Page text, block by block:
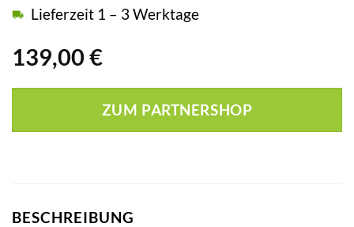
139,00 €
Lieferzeit 1 – 3 Werktage
ZUM PARTNERSHOP
BESCHREIBUNG